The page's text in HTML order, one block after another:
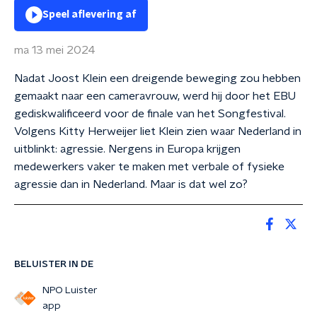
BELUISTER IN DE
NPO Luister
app
Speel aflevering af
ma 13 mei 2024
Nadat Joost Klein een dreigende beweging zou hebben
gemaakt naar een cameravrouw, werd hij door het EBU
gediskwalificeerd voor de finale van het Songfestival.
Volgens Kitty Herweijer liet Klein zien waar Nederland in
uitblinkt: agressie. Nergens in Europa krijgen
medewerkers vaker te maken met verbale of fysieke
agressie dan in Nederland. Maar is dat wel zo?